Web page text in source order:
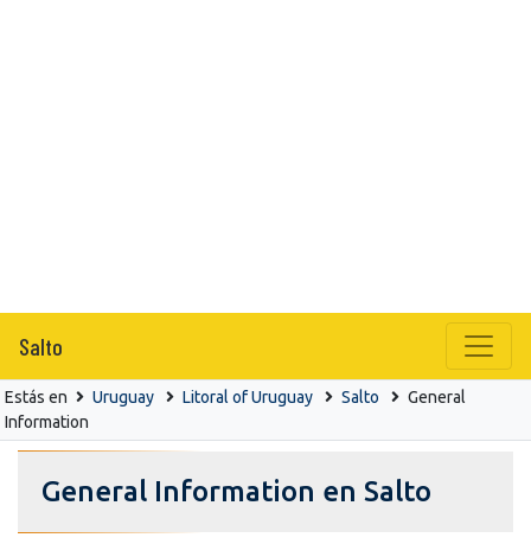
Salto
Estás en Uruguay Litoral of Uruguay Salto
General
Information
General Information en Salto